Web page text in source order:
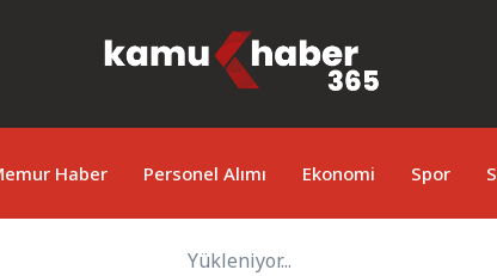
Haber Personel Alımı Ekonomi Spor
Yükleniyor...